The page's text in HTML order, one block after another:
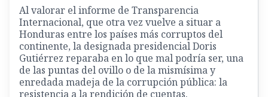
Al valorar el informe de Transparencia
Internacional, que otra vez vuelve a situar a
Honduras entre los países más corruptos del
continente, la designada presidencial Doris
Gutiérrez reparaba en lo que mal podría ser, una
de las puntas del ovillo o de la mismísima y
enredada madeja de la corrupción pública: la
resistencia a la rendición de cuentas.